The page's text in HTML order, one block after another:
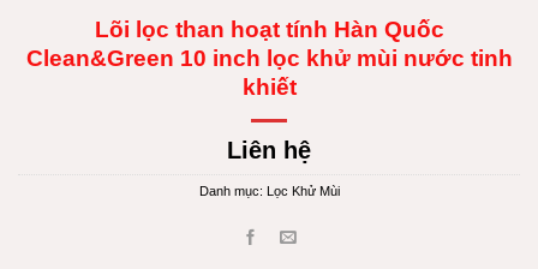
Lõi lọc than hoạt tính Hàn Quốc
Clean&Green 10 inch lọc khử mùi nước tinh
khiết
Liên hệ
Danh mục: Lọc Khử Mùi